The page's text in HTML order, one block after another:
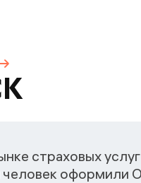
страховых
человек оформили